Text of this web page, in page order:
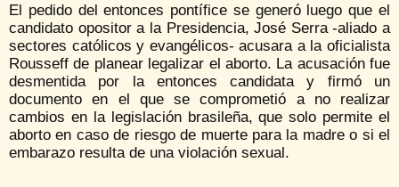
El pedido del entonces pontífice se generó luego que el
candidato opositor a la Presidencia, José Serra -aliado a
sectores católicos y evangélicos- acusara a la oficialista
Rousseff de planear legalizar el aborto. La acusación fue
desmentida por la entonces candidata y firmó un
documento en el que se comprometió a no realizar
cambios en la legislación brasileña, que solo permite el
aborto en caso de riesgo de muerte para la madre o si el
embarazo resulta de una violación sexual.